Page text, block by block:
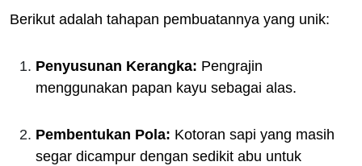
Berikut adalah tahapan pembuatannya yang unik:
Penyusunan Kerangka: Pengrajin
menggunakan papan kayu sebagai alas.
Pembentukan Pola: Kotoran sapi yang masih
segar dicampur dengan sedikit abu untuk